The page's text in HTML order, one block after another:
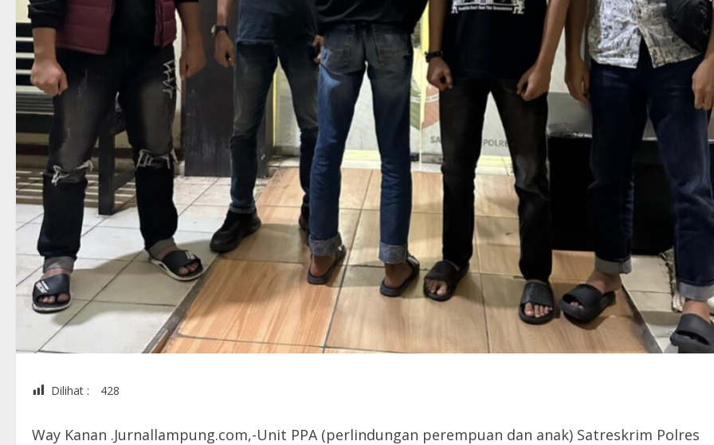
Dilihat : 428
Way Kanan .Jurnallampung.com,-Unit PPA (perlindungan perempuan dan anak) Satreskrim Polres